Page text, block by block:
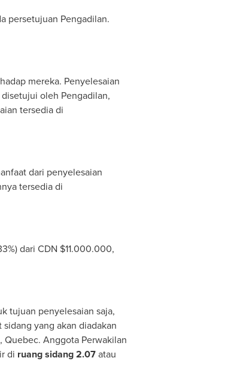
persetujuan Pengadilan.
mereka. Penyelesaian
oleh Pengadilan,
tersedia di
dari penyelesaian
tersedia di
dari CDN $11.000.000,
tujuan penyelesaian saja,
yang akan diadakan
Quebec. Anggota Perwakilan
di ruang sidang 2.07atau